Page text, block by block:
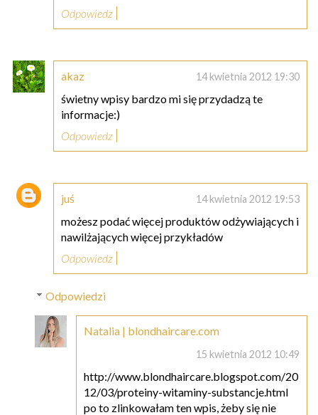
Odpowiedz
akaz 14 kwietnia 2012 19:30
świetny wpisy bardzo mi się przydadzą te
informacje:)
Odpowiedz
juś 14 kwietnia 2012 19:53
możesz podać więcej produktów odżywiających i
nawilżających więcej przykładów
Odpowiedz
Odpowiedzi
Natalia | blondhaircare.com
15 kwietnia 2012 10:49
http://www.blondhaircare.blogspot.com/20
12/03/proteiny-witaminy-substancje.html
po to zlinkowałam ten wpis, żeby się nie